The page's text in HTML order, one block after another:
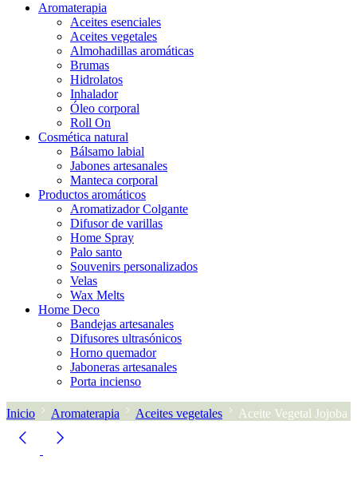
Aromaterapia
Aceites esenciales
Aceites vegetales
Almohadillas aromáticas
Brumas
Hidrolatos
Inhalador
Óleo corporal
Roll On
Cosmética natural
Bálsamo labial
Jabones artesanales
Manteca corporal
Productos aromáticos
Aromatizador Colgante
Difusor de varillas
Home Spray
Palo santo
Souvenirs personalizados
Velas
Wax Melts
Home Deco
Bandejas artesanales
Difusores ultrasónicos
Horno quemador
Jaboneras artesanales
Porta incienso
Inicio Aromaterapia Aceites vegetales Aceite Vegetal Jojoba